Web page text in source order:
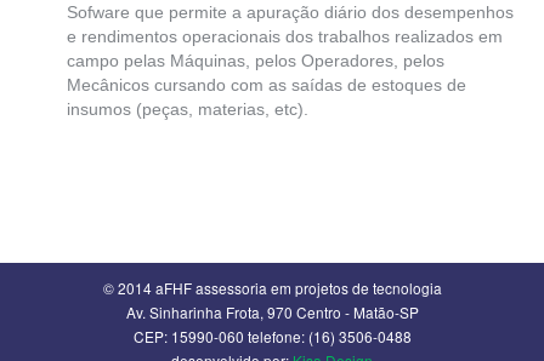
Sofware que permite a apuração diário dos desempenhos
e rendimentos operacionais dos trabalhos realizados em
campo pelas Máquinas, pelos Operadores, pelos
Mecânicos cursando com as saídas de estoques de
insumos (peças, materias, etc).
© 2014 aFHF assessoria em projetos de tecnologia
Av. Sinharinha Frota, 970 Centro - Matão-SP
CEP: 15990-060 telefone: (16) 3506-0488